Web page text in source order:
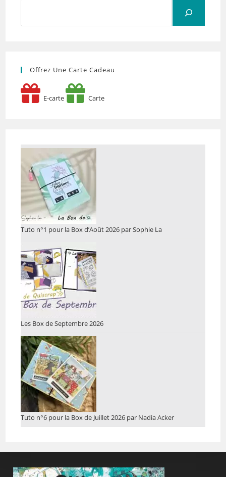
Offrez Une Carte Cadeau
E-carte Carte
Tuto n°1 pour la Box d’Août 2026 par Sophie La
Les Box de Septembre 2026
Tuto n°6 pour la Box de Juillet 2026 par Nadia Acker